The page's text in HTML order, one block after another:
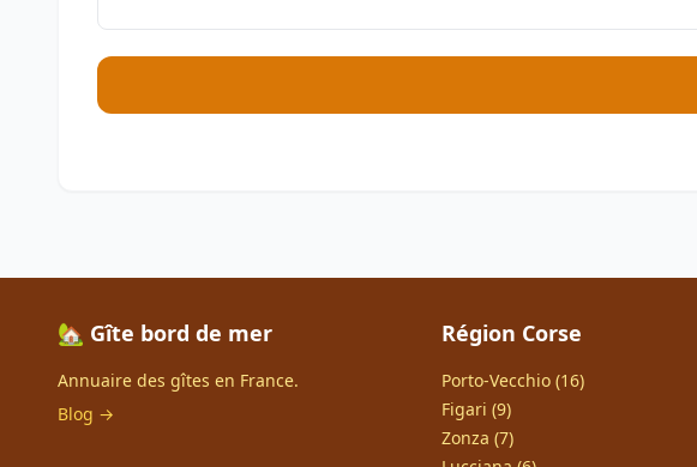
🏡 Gîte bord de mer
Annuaire des gîtes en France.
Blog →
Région Corse
Porto-Vecchio (16)
Figari (9)
Zonza (7)